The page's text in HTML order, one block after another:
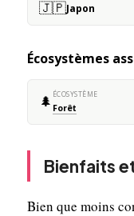
🇯🇵Japon
Écosystèmes
🌲 ÉCOSYSTÈME
Forêt
Bienfaits
Bien que moins